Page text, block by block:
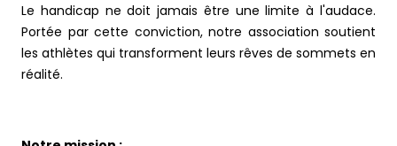
Le handicap ne doit jamais être une limite à l'audace.
Portée par cette conviction, notre association soutient
les athlètes qui transforment leurs rêves de sommets en
réalité.